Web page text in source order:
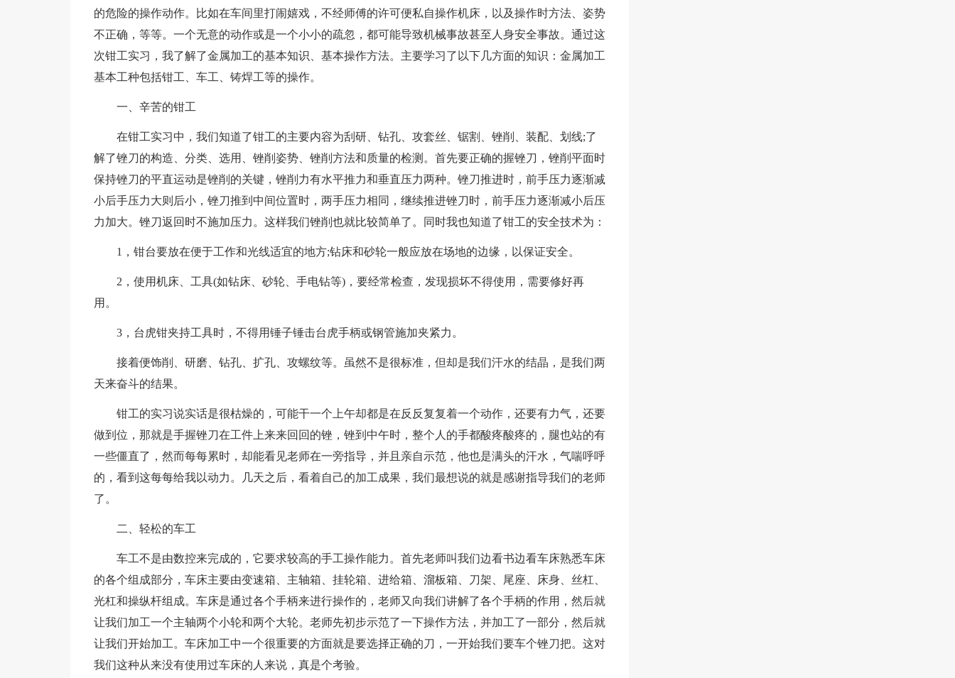
的危险的操作动作。比如在车间里打闹嬉戏，不经师傅的许可便私自操作机床，以及操作时方法、姿势
不正确，等等。一个无意的动作或是一个小小的疏忽，都可能导致机械事故甚至人身安全事故。通过这
次钳工实习，我了解了金属加工的基本知识、基本操作方法。主要学习了以下几方面的知识：金属加工
基本工种包括钳工、车工、铸焊工等的操作。
一、辛苦的钳工
在钳工实习中，我们知道了钳工的主要内容为刮研、钻孔、攻套丝、锯割、锉削、装配、划线;了
解了锉刀的构造、分类、选用、锉削姿势、锉削方法和质量的检测。首先要正确的握锉刀，锉削平面时
保持锉刀的平直运动是锉削的关键，锉削力有水平推力和垂直压力两种。锉刀推进时，前手压力逐渐减
小后手压力大则后小，锉刀推到中间位置时，两手压力相同，继续推进锉刀时，前手压力逐渐减小后压
力加大。锉刀返回时不施加压力。这样我们锉削也就比较简单了。同时我也知道了钳工的安全技术为：
1，钳台要放在便于工作和光线适宜的地方;钻床和砂轮一般应放在场地的边缘，以保证安全。
2，使用机床、工具(如钻床、砂轮、手电钻等)，要经常检查，发现损坏不得使用，需要修好再
用。
3，台虎钳夹持工具时，不得用锤子锤击台虎手柄或钢管施加夹紧力。
接着便饰削、研磨、钻孔、扩孔、攻螺纹等。虽然不是很标准，但却是我们汗水的结晶，是我们两
天来奋斗的结果。
钳工的实习说实话是很枯燥的，可能干一个上午却都是在反反复复着一个动作，还要有力气，还要
做到位，那就是手握锉刀在工件上来来回回的锉，锉到中午时，整个人的手都酸疼酸疼的，腿也站的有
一些僵直了，然而每每累时，却能看见老师在一旁指导，并且亲自示范，他也是满头的汗水，气喘呼呼
的，看到这每每给我以动力。几天之后，看着自己的加工成果，我们最想说的就是感谢指导我们的老师
了。
二、轻松的车工
车工不是由数控来完成的，它要求较高的手工操作能力。首先老师叫我们边看书边看车床熟悉车床
的各个组成部分，车床主要由变速箱、主轴箱、挂轮箱、进给箱、溜板箱、刀架、尾座、床身、丝杠、
光杠和操纵杆组成。车床是通过各个手柄来进行操作的，老师又向我们讲解了各个手柄的作用，然后就
让我们加工一个主轴两个小轮和两个大轮。老师先初步示范了一下操作方法，并加工了一部分，然后就
让我们开始加工。车床加工中一个很重要的方面就是要选择正确的刀，一开始我们要车个锉刀把。这对
我们这种从来没有使用过车床的人来说，真是个考验。